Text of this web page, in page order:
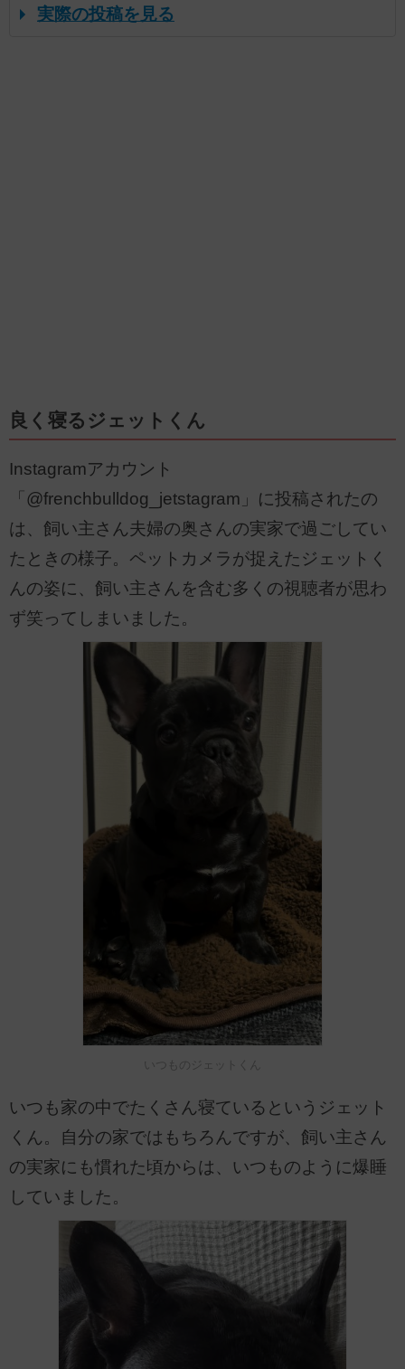
実際の投稿を見る
良く寝るジェットくん
Instagramアカウント
「@frenchbulldog_jetstagram」に投稿されたの
は、飼い主さん夫婦の奥さんの実家で過ごしてい
たときの様子。ペットカメラが捉えたジェットく
んの姿に、飼い主さんを含む多くの視聴者が思わ
ず笑ってしまいました。
いつものジェットくん
いつも家の中でたくさん寝ているというジェット
くん。自分の家ではもちろんですが、飼い主さん
の実家にも慣れた頃からは、いつものように爆睡
していました。